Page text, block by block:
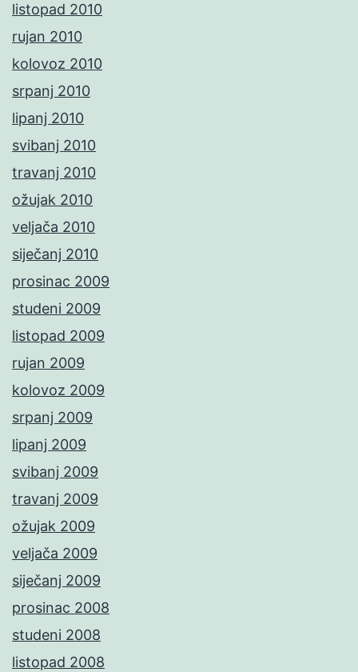
listopad 2010
rujan 2010
kolovoz 2010
srpanj 2010
lipanj 2010
svibanj 2010
travanj 2010
ožujak 2010
veljača 2010
siječanj 2010
prosinac 2009
studeni 2009
listopad 2009
rujan 2009
kolovoz 2009
srpanj 2009
lipanj 2009
svibanj 2009
travanj 2009
ožujak 2009
veljača 2009
siječanj 2009
prosinac 2008
studeni 2008
listopad 2008